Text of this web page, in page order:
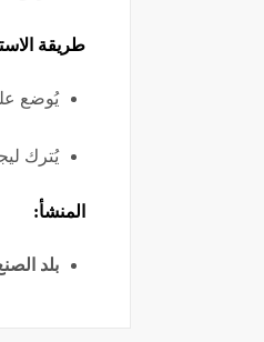
طريقة
يُوضع
يُترك
المنشأ:
بلد